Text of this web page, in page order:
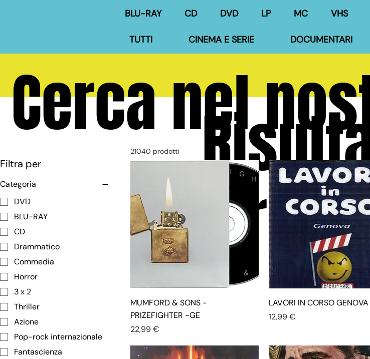
BLU-RAY CD DVD LP MC VHS
TUTTI CINEMA E SERIE DOCUMENTARI
Cerca nel
Filtra per
Categoria
DVD
BLU-RAY
CD
Drammatico
Commedia
Horror
3 x 2
Thriller
Azione
Pop-rock internazionale
Fantascienza
21040 prodotti
MUMFORD & SONS -
PRIZEFIGHTER -GE
Prezzo
22,99 €
LAVORI IN CORSO GENOVA
Prezzo
12,99 €